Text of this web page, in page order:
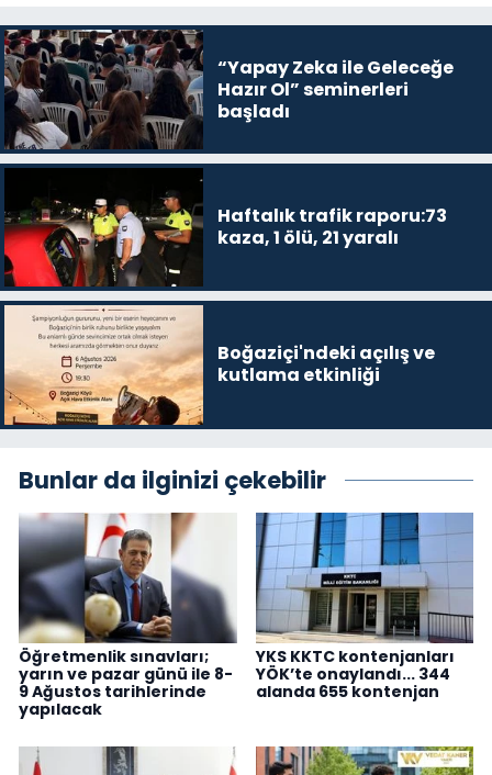
“Yapay Zeka ile Geleceğe
Hazır Ol” seminerleri
başladı
Haftalık trafik raporu:73
kaza, 1 ölü, 21 yaralı
Boğaziçi'ndeki açılış ve
kutlama etkinliği
Bunlar da ilginizi çekebilir
Öğretmenlik sınavları;
yarın ve pazar günü ile 8-
9 Ağustos tarihlerinde
yapılacak
YKS KKTC kontenjanları
YÖK’te onaylandı... 344
alanda 655 kontenjan